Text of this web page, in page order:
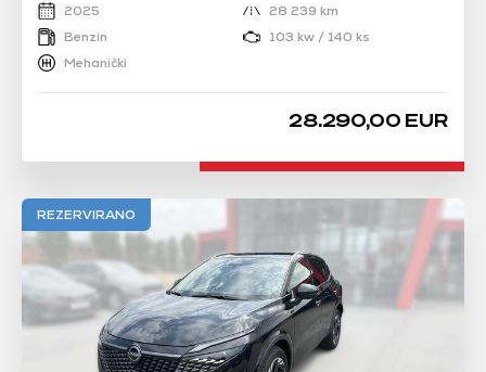
2025
28.239 km
Benzin
103 kw / 140 ks
Mehanički
28.290,00 EUR
REZERVIRANO